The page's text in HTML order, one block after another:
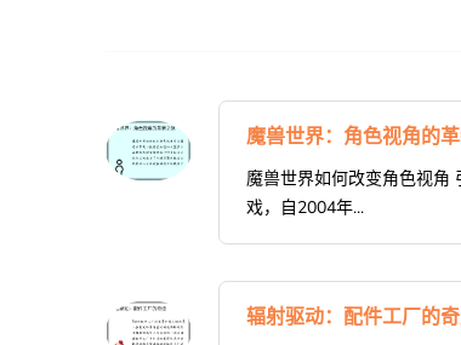
魔兽世界：角色视角的
魔兽世界如何改变角色视角
戏，自2004年...
辐射驱动：配件工厂的